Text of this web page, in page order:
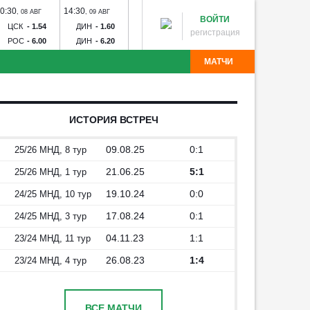
, 08 АВГ
ЦСК - 1.54
РОС - 6.00
14:30, 09 АВГ
ДИН - 1.60
ДИН - 6.20
-1.23
15.00
ВОЙТИ
регистрация
МАТЧИ
Зенит-Ижевск - Торпедо Калуга - Искра
Волгарь - Победа Волна - Тюмень
ИСТОРИЯ ВСТРЕЧ
25/26 МНД, 8 тур 09.08.25 0:1
25/26 МНД, 1 тур 21.06.25 5:1
24/25 МНД, 10 тур 19.10.24 0:0
24/25 МНД, 3 тур 17.08.24 0:1
23/24 МНД, 11 тур 04.11.23 1:1
23/24 МНД, 4 тур 26.08.23 1:4